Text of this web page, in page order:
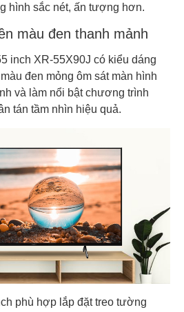
hình sắc nét, ấn tượng hơn.
màu đen thanh mảnh
inch XR-55X90J có kiểu dáng
đen mỏng ôm sát màn hình
và làm nổi bật chương trình
tán tầm nhìn hiệu quả.
phù hợp lắp đặt treo tường